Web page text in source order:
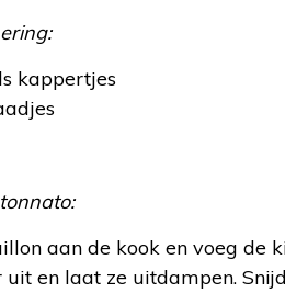
kappertjes
aan de kook en voeg de
uit en laat ze uitdampen.